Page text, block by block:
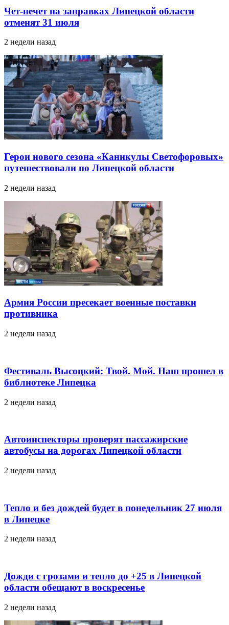
Чет-нечет на заправках Липецкой области
отменят 31 июля
2 недели назад
Герои нового сезона «Каникулы Светофоровых»
путешествовали по Липецкой области
2 недели назад
Армия России пресекает военные поставки
противника
2 недели назад
Фестиваль Высоцкий: Твой. Мой. Наш прошел в
библиотеке Липецка
2 недели назад
Автоинспекторы проверят пассажирские
автобусы на дорогах Липецкой области
2 недели назад
Тепло и без дождей будет в понедельник 27 июля
в Липецке
2 недели назад
Дожди с грозами и тепло до +25 в Липецкой
области обещают в воскресенье
2 недели назад